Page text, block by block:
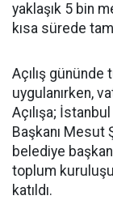
yaklaşık 5 bin
kısa sürede
Açılış
uygulanırken,
Açılışa;
Başkanı Mesut
belediye
toplum
katıldı.